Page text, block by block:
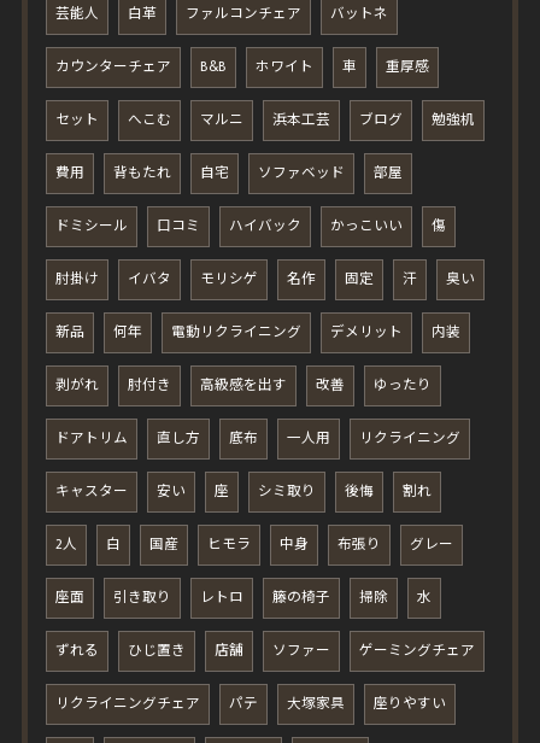
芸能人 白革 ファルコンチェア バットネ
カウンターチェア B&B ホワイト 車 重厚感
セット へこむ マルニ 浜本工芸 ブログ 勉強机
費用 背もたれ 自宅 ソファベッド 部屋
ドミシール 口コミ ハイバック かっこいい 傷
肘掛け イバタ モリシゲ 名作 固定 汗 臭い
新品 何年 電動リクライニング デメリット 内装
剥がれ 肘付き 高級感を出す 改善 ゆったり
ドアトリム 直し方 底布 一人用 リクライニング
キャスター 安い 座 シミ取り 後悔 割れ
2人 白 国産 ヒモラ 中身 布張り グレー
座面 引き取り レトロ 籐の椅子 掃除 水
ずれる ひじ置き 店舗 ソファー ゲーミングチェア
リクライニングチェア パテ 大塚家具 座りやすい